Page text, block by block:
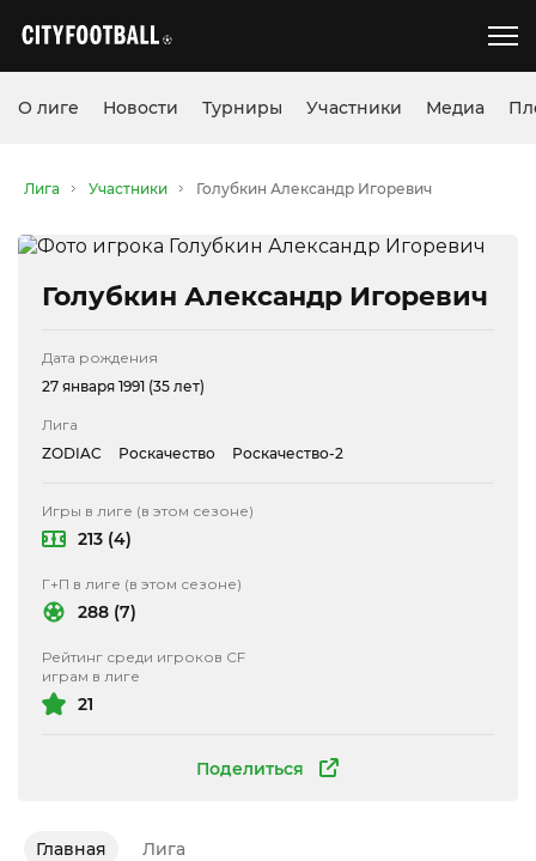
О лиге Новости Турниры Участники Медиа
Лига Участники Голубкин Александр Игоревич
Голубкин Александр Игоревич
Поделиться
Дата рождения
27 января 1991 (35 лет)
Лига
ZODIAC
Роскачество Роскачество-2
Игры в лиге (в этом сезоне)
213 (4)
Г+П в лиге (в этом сезоне)
288 (7)
Рейтинг среди игроков CF
играм в лиге
21
Главная Лига